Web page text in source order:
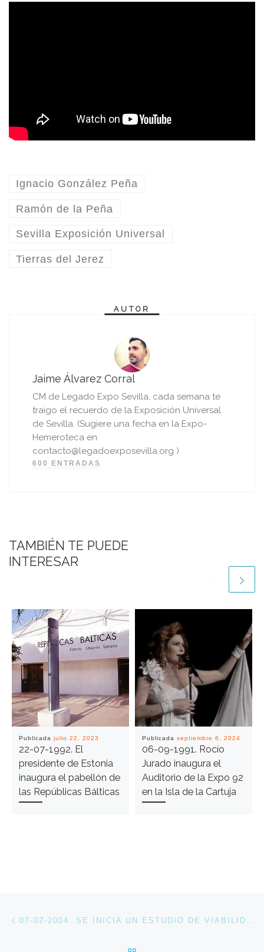
Ignacio González Peña
Ramón de la Peña
Sevilla Exposición Universal
Tierras del Jerez
AUTOR
Jaime Álvarez Corral
CM de Legado Expo Sevilla, cada semana te
traigo el recuerdo de la Exposición Universal
de Sevilla. (Sugiere una fecha en la Expo-
Hemeroteca en
contacto@legadoexposevilla.org )
600 ENTRADAS
TAMBIÉN TE PUEDE
INTERESAR
Publicada julio 22, 2023
22-07-1992. El
presidente de Estonia
inaugura el pabellón de
las Repúblicas Bálticas
Publicada septiembre 6, 2024
06-09-1991. Rocío
Jurado inaugura el
Auditorio de la Expo 92
en la Isla de la Cartuja
Navegación de entradas